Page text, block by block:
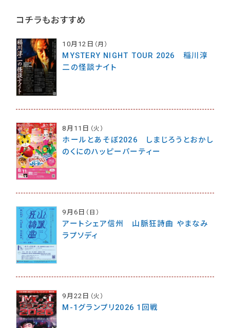
コチラもおすすめ
10月12日 （月）
MYSTERY NIGHT TOUR 2026 稲川淳
二の怪談ナイト
8月11日 （火）
ホールとあそぼ2026 しまじろうとおかし
のくにのハッピーパーティー
9月6日 （日）
アートシェア信州 山脈狂詩曲 やまなみ
ラプソディ
9月22日 （火）
M-1グランプリ2026 1回戦